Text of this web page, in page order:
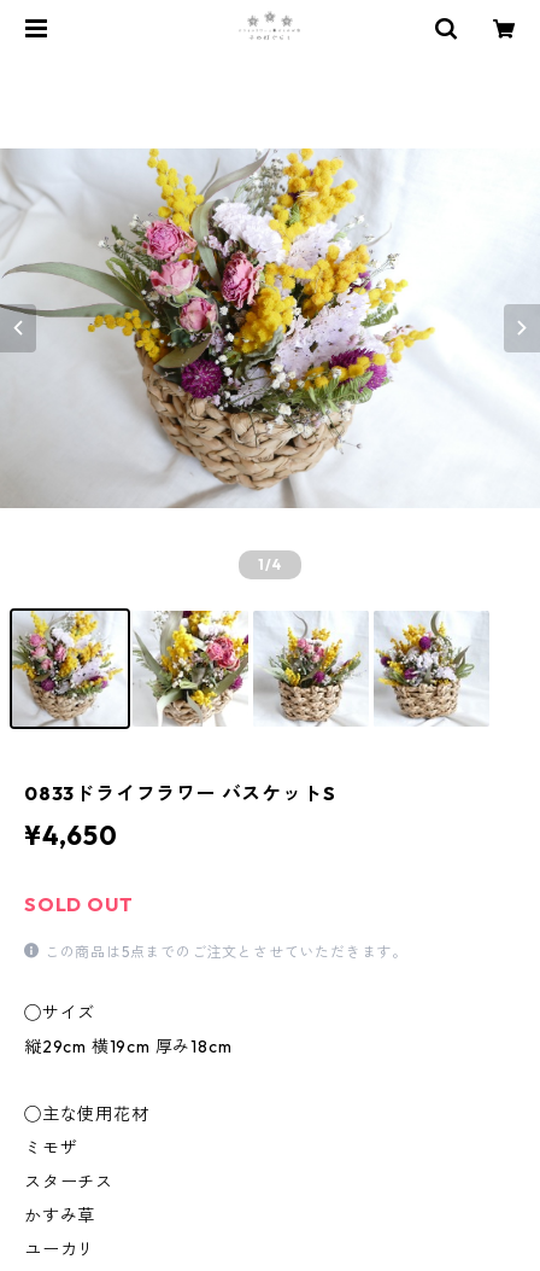
1/4
0833ドライフラワー バスケットS
¥4,650
SOLD OUT
この商品は5点までのご注文とさせていただきます。
◯サイズ
縦29cm 横19cm 厚み18cm
◯主な使用花材
ミモザ
スターチス
かすみ草
ユーカリ